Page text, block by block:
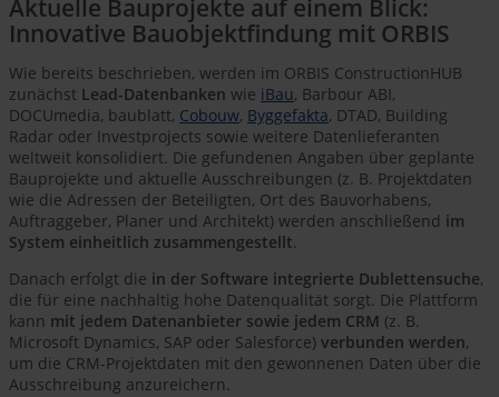
Aktuelle Bauprojekte auf einem Blick:
Innovative Bauobjektfindung mit ORBIS
Wie bereits beschrieben, werden im ORBIS ConstructionHUB
zunächst Lead-Datenbanken wie iBau, Barbour ABI,
DOCUmedia, baublatt, Cobouw, Byggefakta, DTAD, Building
Radar oder Investprojects sowie weitere Datenlieferanten
weltweit konsolidiert. Die gefundenen Angaben über geplante
Bauprojekte und aktuelle Ausschreibungen (z. B. Projektdaten
wie die Adressen der Beteiligten, Ort des Bauvorhabens,
Auftraggeber, Planer und Architekt) werden anschließend im
System einheitlich zusammengestellt.
Danach erfolgt die in der Software integrierte Dublettensuche,
die für eine nachhaltig hohe Datenqualität sorgt. Die Plattform
kann mit jedem Datenanbieter sowie jedem CRM (z. B.
Microsoft Dynamics, SAP oder Salesforce) verbunden werden,
um die CRM-Projektdaten mit den gewonnenen Daten über die
Ausschreibung anzureichern.